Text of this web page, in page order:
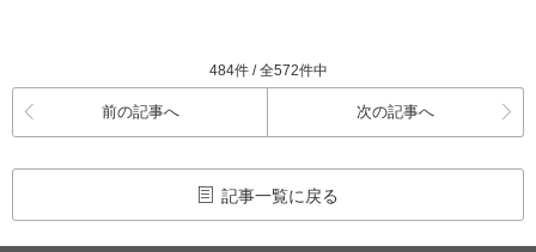
484件 / 全572件中
前の記事へ 次の記事へ
記事一覧に戻る